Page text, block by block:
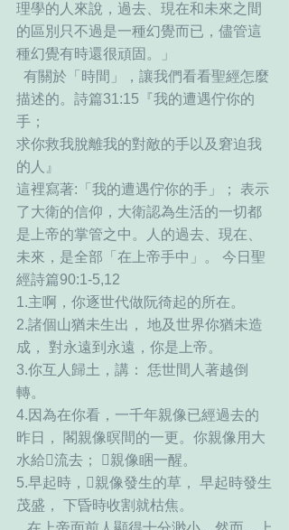
理學的人來說，過去、現在和未來之間
的區別只不過是一種幻覺而已，儘管這
種幻覺有時還很頑固。」
描述的。詩篇31:15『我的遭遇佇你的
手；
求你救我脫離我的對敵的手以及窘迫我
的人』
這裡寫著:「我的遭遇佇你的手」； 表示
了大衛的信仰，大衛認為生活的一切都
是上帝的掌管之中。人的過去、現在、
未來，是全部「在上帝手中」。 今日聖
經詩篇90:1-5,12
1.主啊，你逐世代做阮徛起的所在。
2.諸個山猶未生出， 地及世界你猶未造
成， 對永遠到永遠，你是上帝。
3.你互人歸土，講： 恁世間人著越倒
轉。
4.因為在你看，一千年親像已經過去的
昨日， 閣親像暝間的一更。你親像用大
水給𪜶流去； 𪜶親像睏一醒。
5.早起時，𪜶親像發生的草， 早起時發生
茂盛， 下昏時收割就枯焦。